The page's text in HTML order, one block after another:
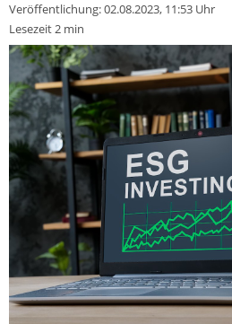
Veröffentlichung:02.08.2023, 11:53 Uhr
Lesezeit 2 min